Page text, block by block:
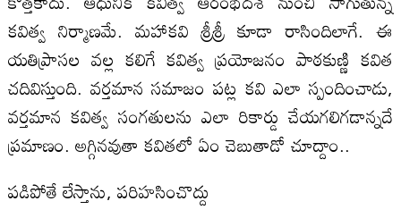
కవిత్వ నిర్మాణమే. మహాకవి శ్రీశ్రీ కూడా రాసిందిలాగే. ఈ
యతిప్రాసల వల్ల కలిగే కవిత్వ ప్రయోజనం పాఠకుణ్ణి కవిత
చదివిస్తుంది. వర్తమాన సమాజం పట్ల కవి ఎలా స్పందించాడు,
వర్తమాన కవిత్వ సంగతులను ఎలా రికార్డు చేయగలిగడాన్నదే
ప్రమాణం. అగ్గినవుతా కవితలో ఏం చెబుతాడో చూద్దాం..
పడిపోతే లేస్తాను, పరిహసించొద్దు